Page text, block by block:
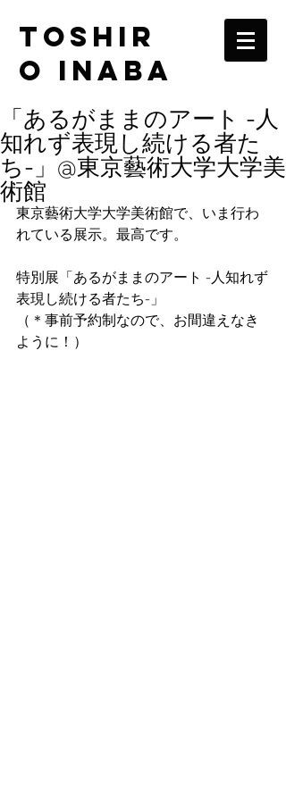
TOSHIR
O INABA
「あるがままのアート -人
知れず表現し続ける者た
ち-」@東京藝術大学大学美
術館
東京藝術大学大学美術館で、いま行わ
れている展示。最高です。
特別展「あるがままのアート -人知れず
表現し続ける者たち-」
（＊事前予約制なので、お間違えなき
ように！）